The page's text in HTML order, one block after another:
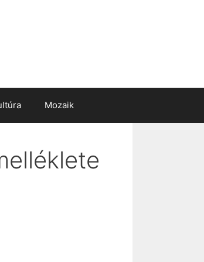
Mozaik